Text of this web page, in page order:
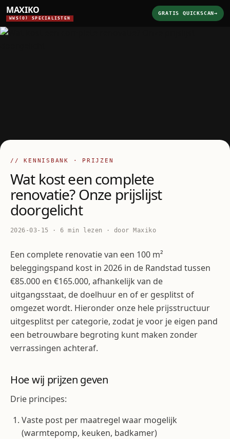
MAXIKO
WWS(O) SPECIALISTEN
GRATIS QUICKSCAN→
// KENNISBANK · PRIJZEN
Wat kost een complete
renovatie? Onze prijslijst
doorgelicht
2026-03-15 · 6 min lezen · door Maxiko
Een complete renovatie van een 100 m²
beleggingspand kost in 2026 in de Randstad tussen
€85.000 en €165.000, afhankelijk van de
uitgangsstaat, de doelhuur en of er gesplitst of
omgezet wordt. Hieronder onze hele prijsstructuur
uitgesplitst per categorie, zodat je voor je eigen pand
een betrouwbare begroting kunt maken zonder
verrassingen achteraf.
Hoe wij prijzen geven
Drie principes:
Vaste post per maatregel waar mogelijk
(warmtepomp, keuken, badkamer)